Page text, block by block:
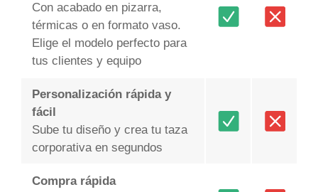
Con acabado en pizarra,
térmicas o en formato vaso.
Elige el modelo perfecto para
tus clientes y equipo
Personalización rápida y
fácil
Sube tu diseño y crea tu taza
corporativa en segundos
Compra rápida